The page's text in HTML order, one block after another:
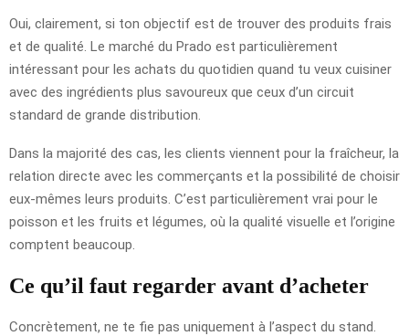
Oui, clairement, si ton objectif est de trouver des produits frais
et de qualité. Le marché du Prado est particulièrement
intéressant pour les achats du quotidien quand tu veux cuisiner
avec des ingrédients plus savoureux que ceux d’un circuit
standard de grande distribution.
Dans la majorité des cas, les clients viennent pour la fraîcheur, la
relation directe avec les commerçants et la possibilité de choisir
eux-mêmes leurs produits. C’est particulièrement vrai pour le
poisson et les fruits et légumes, où la qualité visuelle et l’origine
comptent beaucoup.
Ce qu’il faut regarder avant d’acheter
Concrètement, ne te fie pas uniquement à l’aspect du stand.